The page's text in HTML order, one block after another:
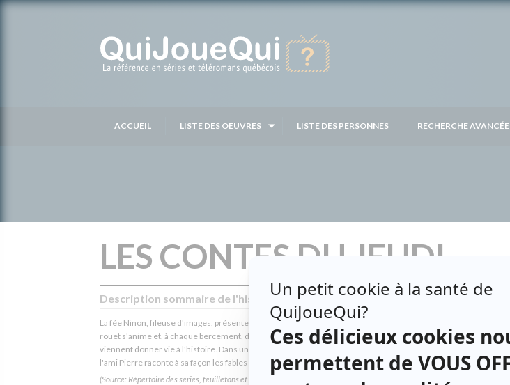
ACCUEIL LISTE DES OEUVRES LISTE DES PERSONNES RECHERCHE AVANCÉE
LES CONTES DU JEUDI
Description sommaire de l'histoire
La fée Ninon, fileuse d'images, présente des contes. Son
rouet s'anime et, à chaque bercement, des illustrations
viennent donner vie à l'histoire. Dans une boutique de jouets,
l'ami Pierre raconte à sa façon les fables de La Fontaine.
(Source: Répertoire des séries, feuilletons et téléromans québécois,
Distribution
Pierre Dagenais(L'ami Pierre)